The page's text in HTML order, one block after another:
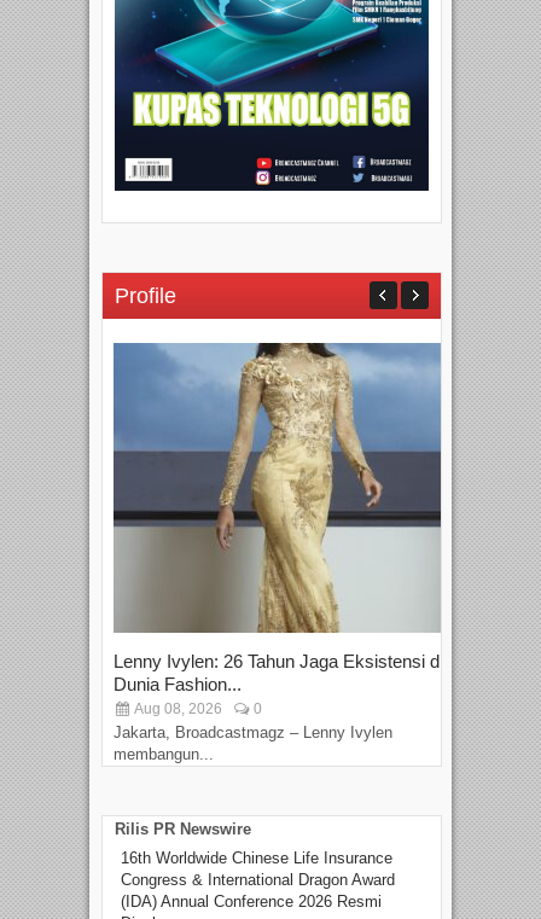
Profile
Lenny Ivylen: 26 Tahun Jaga Eksistensi di
Dunia Fashion...
Aug 08, 2026 0
Jakarta, Broadcastmagz – Lenny Ivylen
membangun...
Rilis PR Newswire
16th Worldwide Chinese Life Insurance
Congress & International Dragon Award
(IDA) Annual Conference 2026 Resmi